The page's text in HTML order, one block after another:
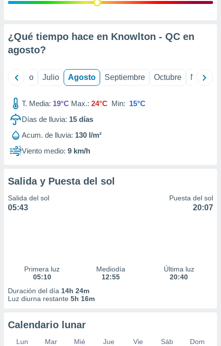
e
mediante
de
1199
¿Qué tiempo hace en Knowlton - QC en
agosto?
Junio Julio Agosto Septiembre Octubre
T. Media: 19°C Max.: 24°C Min: 15°C
Días de lluvia: 15 días
Acum. de lluvia: 130 l/m²
Viento medio: 9 km/h
Salida y Puesta del sol
Salida del sol
05:43
Puesta del sol
20:07
Primera luz
05:10
Mediodía
12:55
Última luz
20:40
Duración del día 14h 24m
Luz diurna restante 5h 16m
Calendario lunar
Lun Mar Mié Jue Vie Sáb
Dom